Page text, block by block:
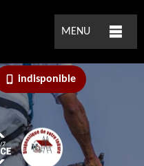
MENU
indisponible